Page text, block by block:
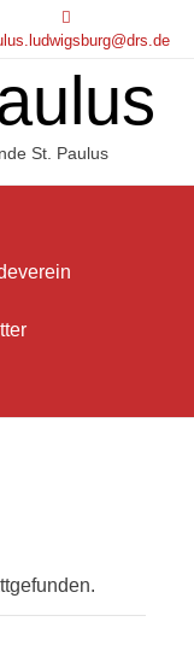
St. Paulus